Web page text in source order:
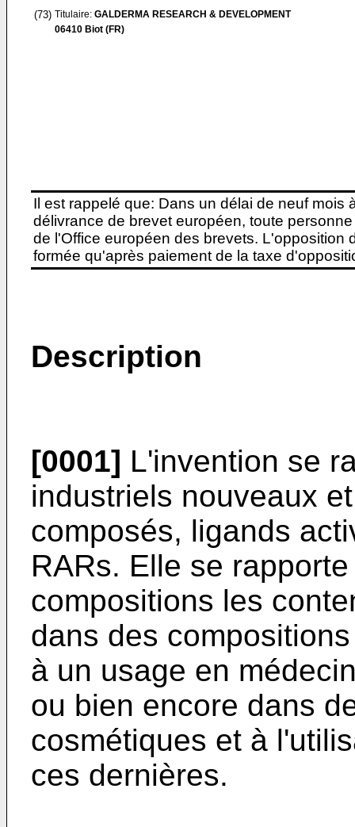
(73) Titulaire: GALDERMA RESEARCH & DEVELOPMENT
06410 Biot (FR)
Il est rappelé que: Dans un délai de neuf
délivrance de brevet européen, toute
de l'Office européen des brevets. L'opposition
formée qu'après paiement de la taxe
Description
[0001] L'invention se
industriels nouveaux
composés, ligands
RARs. Elle se
compositions les
dans des
à un usage en
ou bien encore dans
cosmétiques et à
ces dernières.